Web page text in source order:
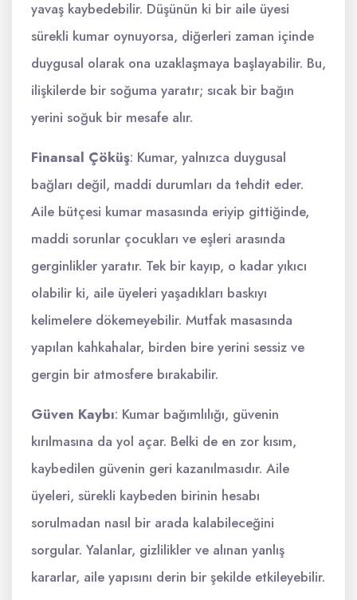
yavaş kaybedebilir. Düşünün ki bir aile üyesi
sürekli kumar oynuyorsa, diğerleri zaman içinde
duygusal olarak ona uzaklaşmaya başlayabilir. Bu,
ilişkilerde bir soğuma yaratır; sıcak bir bağın
yerini soğuk bir mesafe alır.
Finansal Çöküş: Kumar, yalnızca duygusal
bağları değil, maddi durumları da tehdit eder.
Aile bütçesi kumar masasında eriyip gittiğinde,
maddi sorunlar çocukları ve eşleri arasında
gerginlikler yaratır. Tek bir kayıp, o kadar yıkıcı
olabilir ki, aile üyeleri yaşadıkları baskıyı
kelimelere dökemeyebilir. Mutfak masasında
yapılan kahkahalar, birden bire yerini sessiz ve
gergin bir atmosfere bırakabilir.
Güven Kaybı: Kumar bağımlılığı, güvenin
kırılmasına da yol açar. Belki de en zor kısım,
kaybedilen güvenin geri kazanılmasıdır. Aile
üyeleri, sürekli kaybeden birinin hesabı
sorulmadan nasıl bir arada kalabileceğini
sorgular. Yalanlar, gizlilikler ve alınan yanlış
kararlar, aile yapısını derin bir şekilde etkileyebilir.